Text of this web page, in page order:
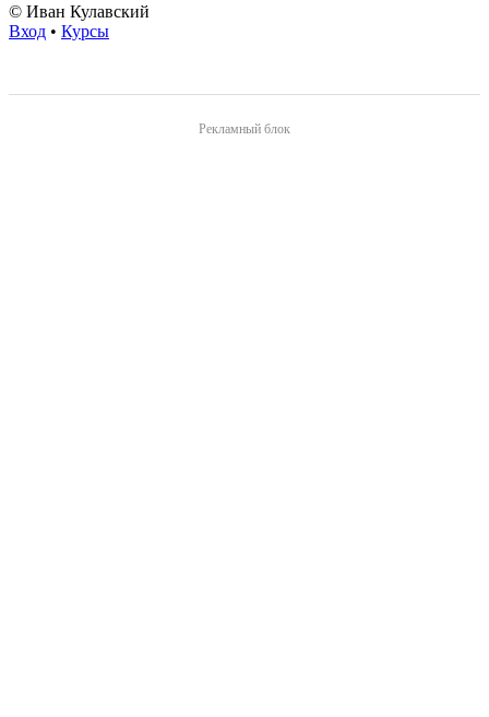
© Иван Кулавский
Вход • Курсы
Рекламный блок